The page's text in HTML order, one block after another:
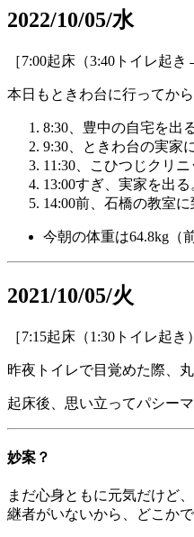
2022/10/05/水
［7:00起床（3:40トイレ起
本日もときわ台に行ってから
8:30、豊中の自宅を出る
️9:30、ときわ台の実家
11:30、こひつじクリ
13:00すぎ、実家を出る
14:00前、石橋の教室に
今朝の体重は64.8kg（
2021/10/05/火
［7:15起床（1:30トイレ起き
昨夜トイレで目覚めた際、
起床後、思い立ってパシー
妙案？
まだ心身ともに元気だけど
継者がいないから、どこか